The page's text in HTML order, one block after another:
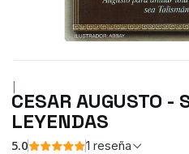
|
CESAR AUGUSTO -
LEYENDAS
5.0 1 reseña